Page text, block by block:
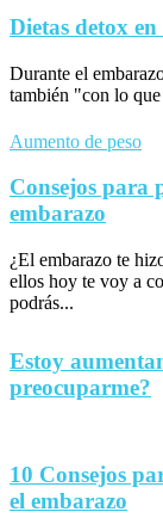
Dietas detox
Durante el
también "con lo
Aumento de peso
Consejos para
embarazo
¿El embarazo te
ellos hoy te voy a
podrás...
Estoy
preocuparme?
10 Consejos
el embarazo